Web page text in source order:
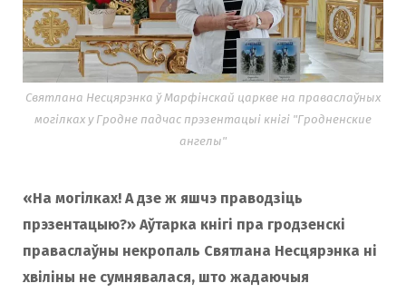
Святлана Несцярэнка ў Марфінскай царкве на праваслаўных
могілках у Гродне падчас прэзентацыі кнігі "Гродненские
ангелы"
«На могілках! А дзе ж яшчэ праводзіць
прэзентацыю?» Аўтарка кнігі пра гродзенскі
праваслаўны некропаль Святлана Несцярэнка ні
хвіліны не сумнявалася, што жадаючыя